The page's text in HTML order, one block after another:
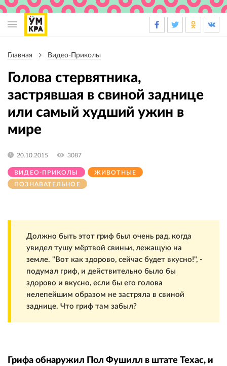
навигация
навигации
Главная Видео-Приколы
Голова стервятника,
застрявшая в свиной заднице
или самый худший ужин в
мире
ВИДЕО-ПРИКОЛЫ
ЖИВОТНЫЕ
ПОЗНАВАТЕЛЬНОЕ
20.10.2015 3087
Должно быть этот гриф был очень рад, когда
увидел тушу мёртвой свиньи, лежащую на
земле. "Вот как здорово, сейчас будет вкусно!", -
подумал гриф, и действительно было бы
здорово и вкусно, если бы его голова
нелепейшим образом не застряла в свиной
заднице. Что гриф там забыл?
Грифа обнаружил Пол Фушилл в штате Техас, и